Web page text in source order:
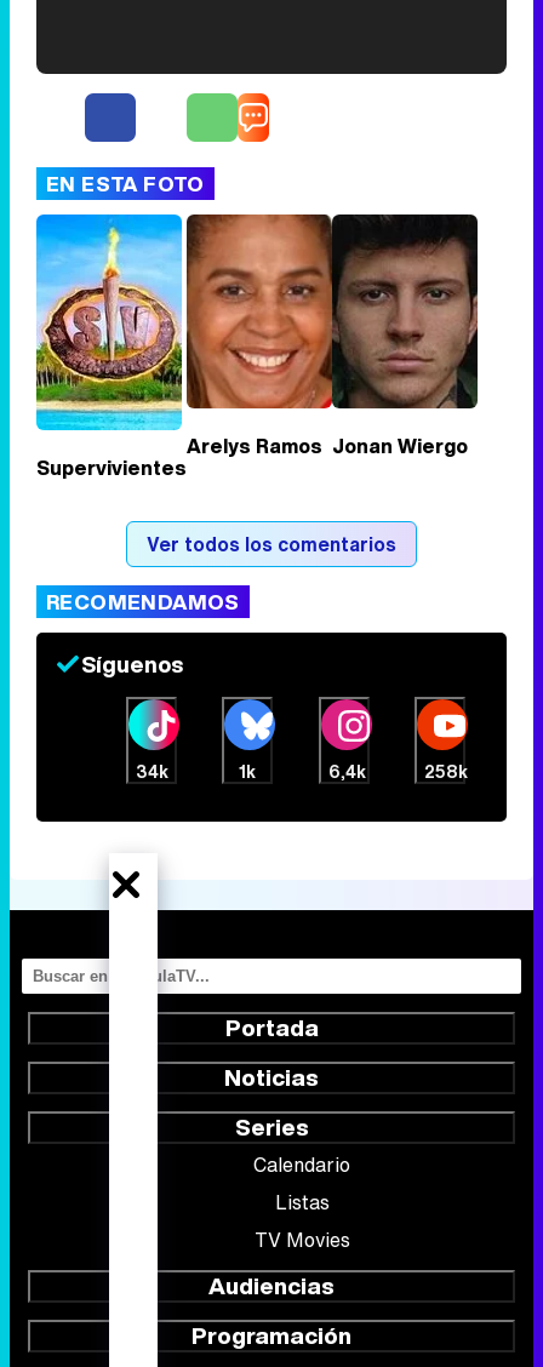
Tráiler de '33 días', la nueva serie de Atresplayer con Julián Villagrán y José Manuel Poga
EN ESTA FOTO
Supervivientes
Arelys Ramos Jonan Wiergo
Ver todos los comentarios
RECOMENDAMOS
Síguenos
34k 1k 6,4k 258k
Portada
Noticias
Series
Calendario
Listas
TV Movies
Audiencias
Programación